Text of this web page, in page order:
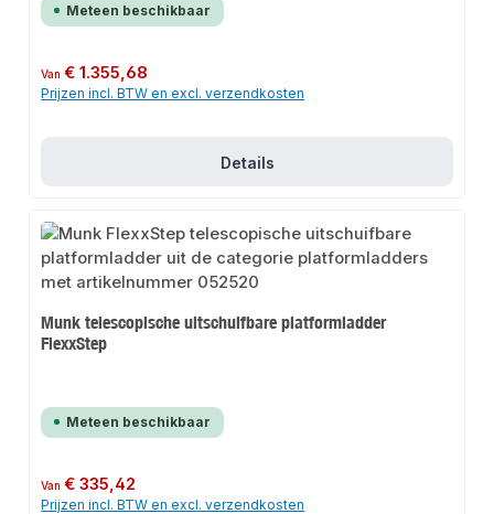
Meteen beschikbaar
Normale prijs:
Van€ 1.355,68
Prijzen incl. BTW en excl. verzendkosten
Details
Munk telescopische uitschuifbare platformladder
FlexxStep
Meteen beschikbaar
Normale prijs:
Van€ 335,42
Prijzen incl. BTW en excl. verzendkosten